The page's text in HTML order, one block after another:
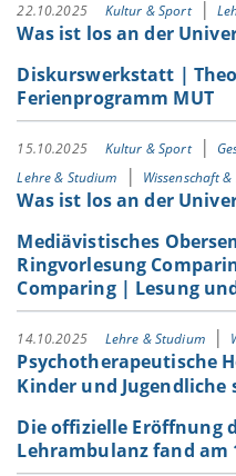
22.10.2025 Kultur & Sport
Was ist los an der
Diskurswerkstatt |
Ferienprogramm MUT
15.10.2025 Kultur & Sport
Lehre & Studium
Wissenschaft
Was ist los an der
Mediävistisches
Ringvorlesung
Comparing | Lesung
14.10.2025 Lehre & Studium
Psychotherapeutische
Kinder und
Die offizielle Eröffnung
Lehrambulanz fand am